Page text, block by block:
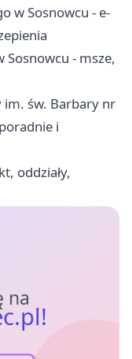
w Sosnowcu - e-
Sosnowcu - msze,
im. św. Barbary nr
i
oddziały,
na